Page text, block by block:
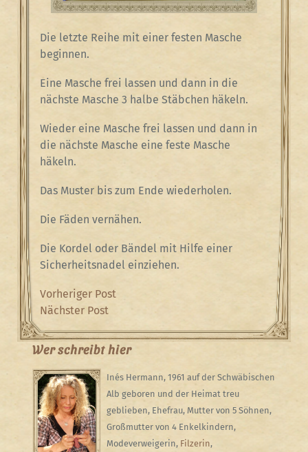
Die letzte Reihe mit einer festen Masche
beginnen.
Eine Masche frei lassen und dann in die
nächste Masche 3 halbe Stäbchen häkeln.
Wieder eine Masche frei lassen und dann in
die nächste Masche eine feste Masche
häkeln.
Das Muster bis zum Ende wiederholen.
Die Fäden vernähen.
Die Kordel oder Bändel mit Hilfe einer
Sicherheitsnadel einziehen.
Beitragsnavigation
Previous
Post
Vorheriger Post
Next
Post
Nächster Post
Wer schreibt hier
Inés Hermann, 1961 auf der Schwäbischen
Alb geboren und der Heimat treu
geblieben, Ehefrau, Mutter von 5 Söhnen,
Großmutter von 4 Enkelkindern,
Modeverweigerin, Filzerin,